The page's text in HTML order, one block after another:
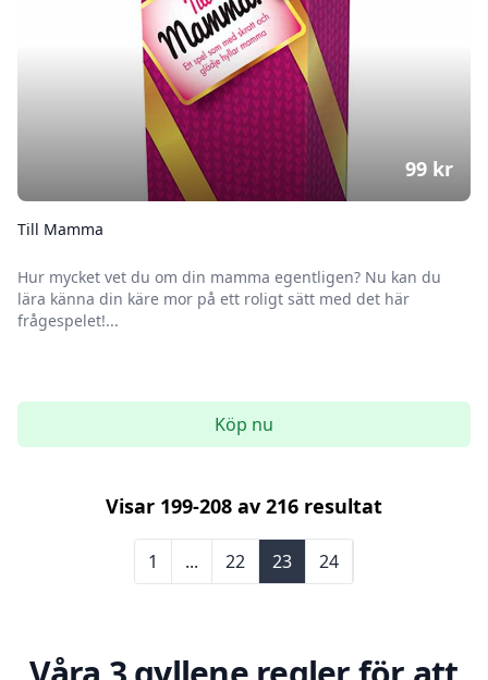
Till Mamma
Hur mycket vet du om din mamma egentligen? Nu kan du
lära känna din käre mor på ett roligt sätt med det här
frågespelet!...
99 kr
Köp nu
Visar 199-208 av 216 resultat
1 ... 22 23 24